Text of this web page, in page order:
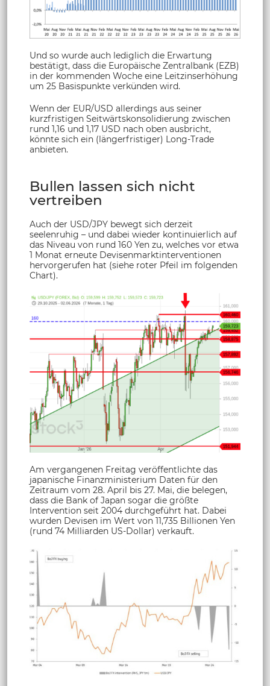
Und so wurde auch lediglich die Erwartung
bestätigt, dass die Europäische Zentralbank (EZB)
in der kommenden Woche eine Leitzinserhöhung
um 25 Basispunkte verkünden wird.
Wenn der EUR/USD allerdings aus seiner
kurzfristigen Seitwärtskonsolidierung zwischen
rund 1,16 und 1,17 USD nach oben ausbricht,
könnte sich ein (längerfristiger) Long-Trade
anbieten.
Bullen lassen sich nicht
vertreiben
Auch der USD/JPY bewegt sich derzeit
seelenruhig – und dabei wieder kontinuierlich auf
das Niveau von rund 160 Yen zu, welches vor etwa
1 Monat erneute Devisenmarktinterventionen
hervorgerufen hat (siehe roter Pfeil im folgenden
Chart).
Am vergangenen Freitag veröffentlichte das
japanische Finanzministerium Daten für den
Zeitraum vom 28. April bis 27. Mai, die belegen,
dass die Bank of Japan sogar die größte
Intervention seit 2004 durchgeführt hat. Dabei
wurden Devisen im Wert von 11,735 Billionen Yen
(rund 74 Milliarden US-Dollar) verkauft.